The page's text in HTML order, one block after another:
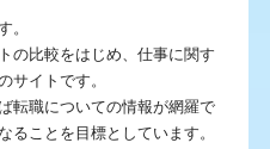
。
の比較をはじめ、仕事に関す
サイトです。
転職についての情報が網羅で
ることを目標としています。